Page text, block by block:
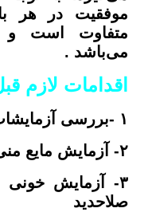
موفقیت در هر
می‌باشد .
اقدامات لازم
۱ -بررسی آزمایشات قبلی زوجین
۲- آزمایش مایع منی آقا (اسپرم)
۳- آزمایش
صلاحدید